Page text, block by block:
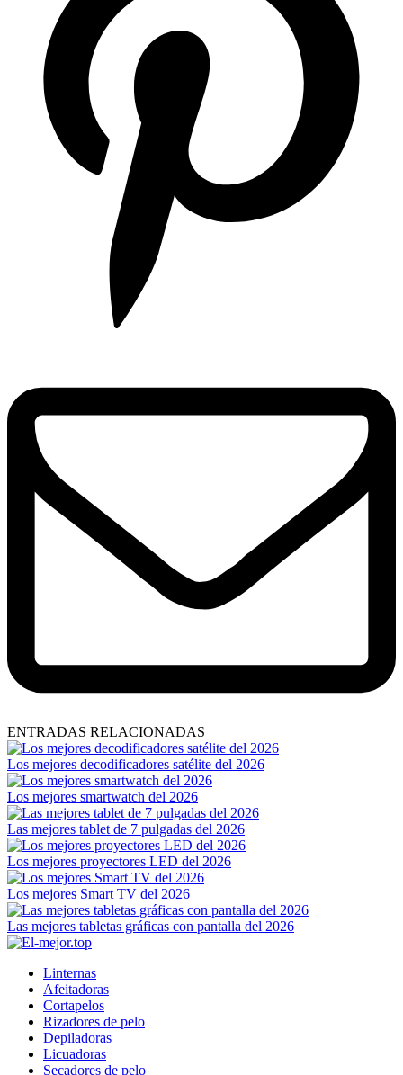
ENTRADAS RELACIONADAS
Los mejores decodificadores satélite del 2026
Los mejores smartwatch del 2026
Las mejores tablet de 7 pulgadas del 2026
Los mejores proyectores LED del 2026
Los mejores Smart TV del 2026
Las mejores tabletas gráficas con pantalla del 2026
Linternas
Afeitadoras
Cortapelos
Rizadores de pelo
Depiladoras
Licuadoras
Secadores de pelo